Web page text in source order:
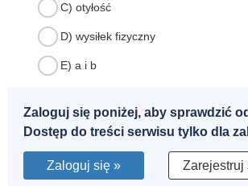
C) otyłość
D) wysiłek fizyczny
E) a i b
Zaloguj się poniżej, aby sprawdzić
Dostęp do treści serwisu tylko dla
Zaloguj się » Zarejestruj